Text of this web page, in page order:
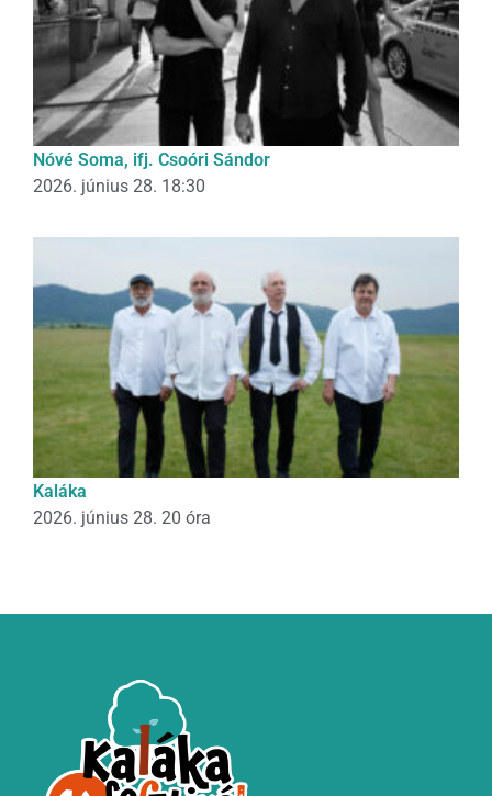
Nóvé Soma, ifj. Csoóri Sándor
2026. június 28. 18:30
Kaláka
2026. június 28. 20 óra